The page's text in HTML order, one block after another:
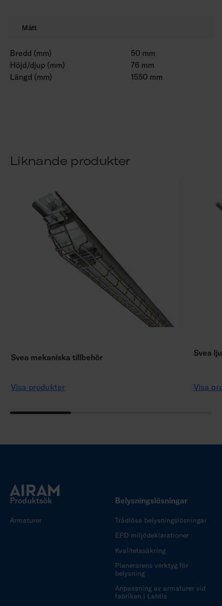
Mått
Bredd (mm)
50 mm
Höjd/djup (mm)
76 mm
Längd (mm)
1550 mm
Liknande produkter
Svea mekaniska tillbehör
Visa produkter
Svea
Visa
Produktsök
Armaturer
Belysningslösningar
Trådlösa belysningslösningar
EPD miljödeklarationer
Kvalitetssäkring
Planerarens verktyg för
belysning
Anpassning av armaturer vid
fabriken i Lahtis